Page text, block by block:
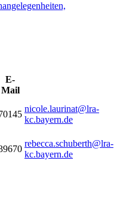
E-
Mail
nicole.laurinat@lra-
kc.bayern.de
rebecca.schuberth@lra-
kc.bayern.de